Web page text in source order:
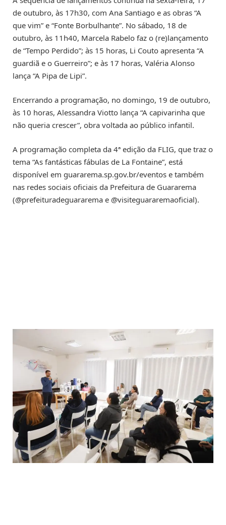
de outubro, às 17h30, com Ana Santiago e as obras “A
que vim” e “Fonte Borbulhante”. No sábado, 18 de
outubro, às 11h40, Marcela Rabelo faz o (re)lançamento
de “Tempo Perdido”; às 15 horas, Li Couto apresenta “A
guardiã e o Guerreiro”; e às 17 horas, Valéria Alonso
lança “A Pipa de Lipi”.
Encerrando a programação, no domingo, 19 de outubro,
às 10 horas, Alessandra Viotto lança “A capivarinha que
não queria crescer”, obra voltada ao público infantil.
A programação completa da 4ª edição da FLIG, que traz o
tema “As fantásticas fábulas de La Fontaine”, está
disponível em guararema.sp.gov.br/eventos e também
nas redes sociais oficiais da Prefeitura de Guararema
(@prefeituradeguararema e @visiteguararemaoficial).